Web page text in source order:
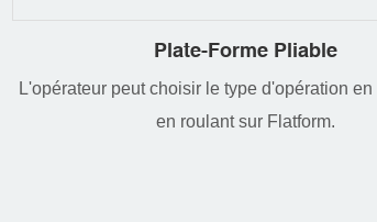
Plate-Forme Pliable
L'opérateur peut choisir le type d'opération en
en roulant sur Flatform.